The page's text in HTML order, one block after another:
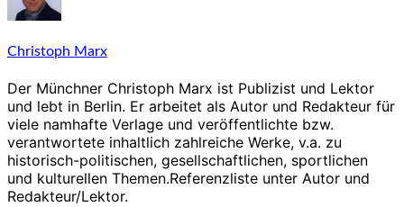
Christoph Marx
Der Münchner Christoph Marx ist Publizist und Lektor
und lebt in Berlin. Er arbeitet als Autor und Redakteur für
viele namhafte Verlage und veröffentlichte bzw.
verantwortete inhaltlich zahlreiche Werke, v.a. zu
historisch-politischen, gesellschaftlichen, sportlichen
und kulturellen Themen.Referenzliste unter Autor und
Redakteur/Lektor.